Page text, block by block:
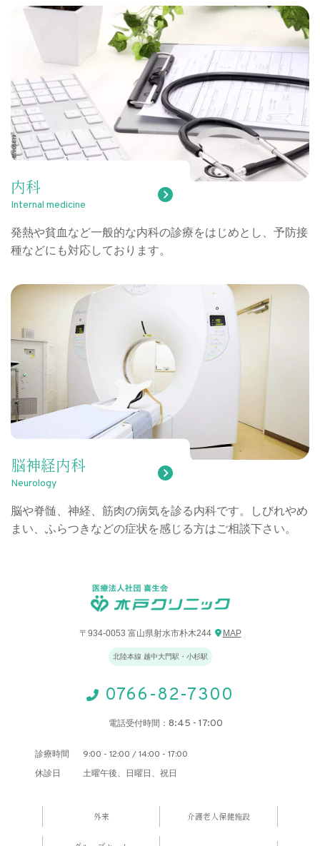
内科
Internal medicine
発熱や貧血など一般的な内科の診療をはじめとし、予防接
種などにも対応しております。
脳神経内科
Neurology
脳や脊髄、神経、筋肉の病気を診る内科です。しびれやめ
まい、ふらつきなどの症状を感じる方はご相談下さい。
〒934-0053 富山県射水市朴木244 MAP
北陸本線 越中大門駅・小杉駅
0766-82-7300
電話受付時間： 8:45 - 17:00
診療時間 9:00 - 12:00 / 14:00 - 17:00
休診日 土曜午後、日曜日、祝日
外来 介護老人保健施設